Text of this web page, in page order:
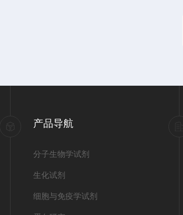
产品导航
分子生物学试剂
生化试剂
细胞与免疫学试剂